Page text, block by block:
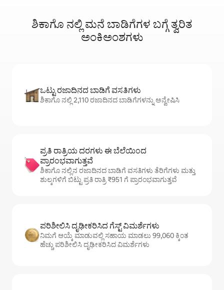
ಶಿಕಾಗೊ ನಲ್ಲಿ ಮನೆ ಬಾಡಿಗೆಗಳ ಬಗ್ಗೆ ತ್ವರಿತ
ಅಂಕಿಅಂಶಗಳು
ಒಟ್ಟು ರಜಾದಿನದ ಬಾಡಿಗೆ ವಸತಿಗಳು
ಶಿಕಾಗೊ ನಲ್ಲಿ 2,110 ರಜಾದಿನದ ಬಾಡಿಗೆಗಳನ್ನು ಅನ್ವೇಷಿಸಿ
ಪ್ರತಿ ರಾತ್ರಿಯ ದರಗಳು ಈ ಬೆಲೆಯಿಂದ
ಪ್ರಾರಂಭವಾಗುತ್ತವೆ
ಶಿಕಾಗೊ ನಲ್ಲಿನ ರಜಾದಿನದ ಬಾಡಿಗೆ ವಸತಿಗಳು ತೆರಿಗೆಗಳು ಮತ್ತು
ಶುಲ್ಕಗಳಿಗೆ ಬಿಟ್ಟು ಪ್ರತಿ ರಾತ್ರಿ ₹951 ಗೆ ಪ್ರಾರಂಭವಾಗುತ್ತವೆ
ಪರಿಶೀಲಿಸಿ ದೃಢೀಕರಿಸಿದ ಗೆಸ್ಟ್ ವಿಮರ್ಶೆಗಳು
ನಿಮಗೆ ಆಯ್ಕೆ ಮಾಡುವಲ್ಲಿ ಸಹಾಯ ಮಾಡಲು 99,060 ಕ್ಕಿಂತ
ಹೆಚ್ಚು ಪರಿಶೀಲಿಸಿ ದೃಢೀಕರಿಸಿದ ವಿಮರ್ಶೆಗಳು